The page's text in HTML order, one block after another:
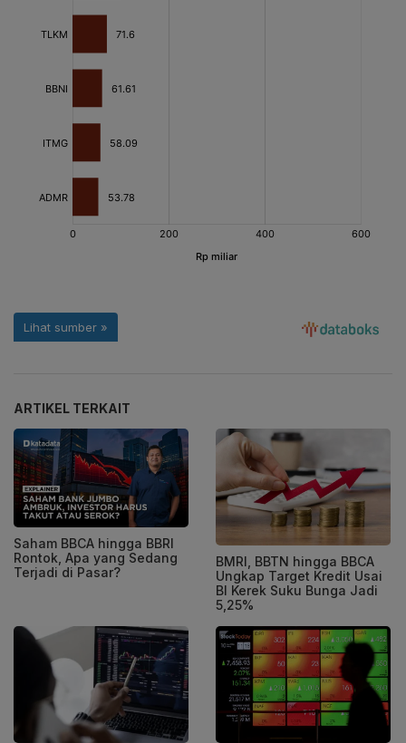
ARTIKEL TERKAIT
Saham BBCA hingga BBRI
Rontok, Apa yang Sedang
Terjadi di Pasar?
BMRI, BBTN hingga BBCA
Ungkap Target Kredit Usai
BI Kerek Suku Bunga Jadi
5,25%